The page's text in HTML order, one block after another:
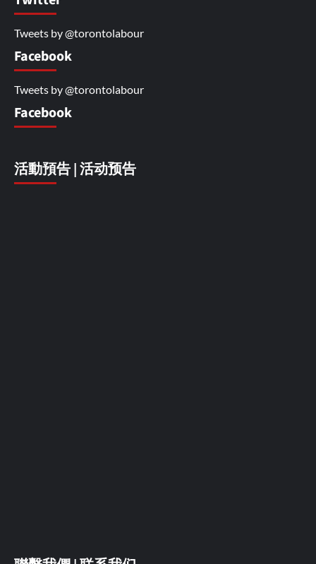
Tweets by @torontolabour
Facebook
Tweets by @torontolabour
Facebook
活動預告 | 活动预告